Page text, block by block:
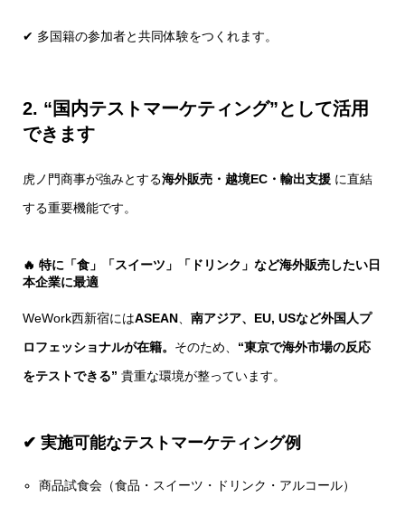
✔ 多国籍の参加者と共同体験をつくれます。
2. “国内テストマーケティング”として活用
できます
虎ノ門商事が強みとする海外販売・越境EC・輸出支援 に直結
する重要機能です。
🔥 特に「食」「スイーツ」「ドリンク」など海外販売したい日
本企業に最適
WeWork西新宿にはASEAN
南アジア、EU, USなど外国人プ
ロフェッショナルが在籍。 そのため、 “東京で海外市場の反応
をテストできる” 貴重な環境が整っています。
✔ 実施可能なテストマーケティング例
商品試食会（食品・スイーツ・ドリンク・アルコール）